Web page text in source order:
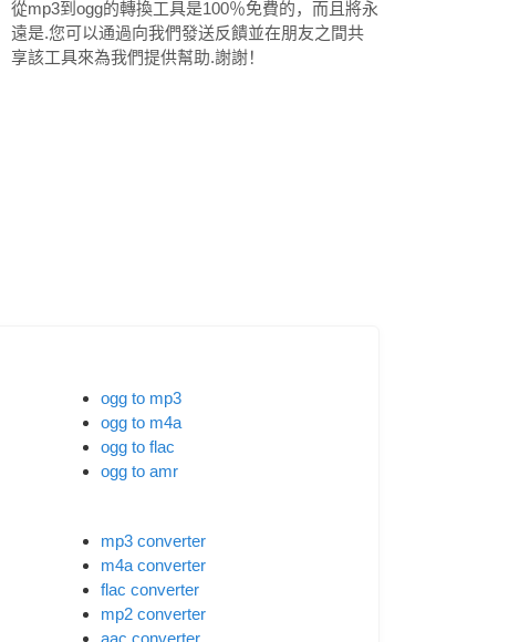
從mp3到ogg的轉換工具是100％免費的，而且將永
遠是.您可以通過向我們發送反饋並在朋友之間共
享該工具來為我們提供幫助.謝謝！
ogg to mp3
ogg to m4a
ogg to flac
ogg to amr
mp3 converter
m4a converter
flac converter
mp2 converter